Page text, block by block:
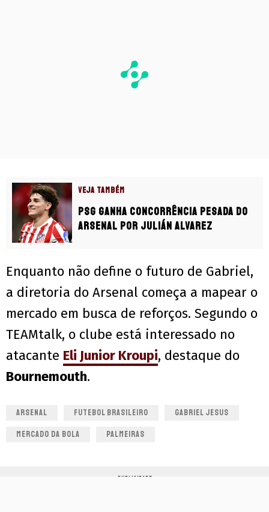
VEJA TAMBÉM
PSG ganha concorrência pesada do
Arsenal por Julián Alvarez
Enquanto não define o futuro de Gabriel,
a diretoria do Arsenal começa a mapear o
mercado em busca de reforços. Segundo o
TEAMtalk, o clube está interessado no
atacante Eli Junior Kroupi, destaque do
Bournemouth.
ARSENAL FUTEBOL BRASILEIRO GABRIEL JESUS
MERCADO DA BOLA PALMEIRAS
PUBLICIDADE